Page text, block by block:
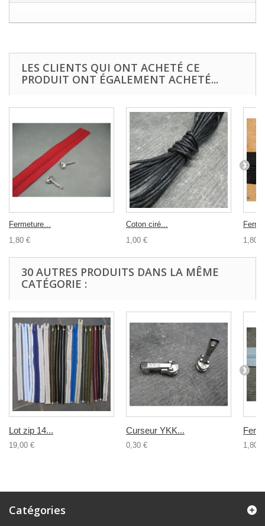
LES CLIENTS QUI ONT ACHETÉ CE
PRODUIT ONT ÉGALEMENT ACHETÉ...
Fermeture...
1,80 €
Coton ciré...
1,00 €
1,80 €
30 AUTRES PRODUITS DANS LA MÊME
CATÉGORIE :
Lot zip 14...
19,00 €
Curseur YKK...
0,30 € 1,80 €
Catégories